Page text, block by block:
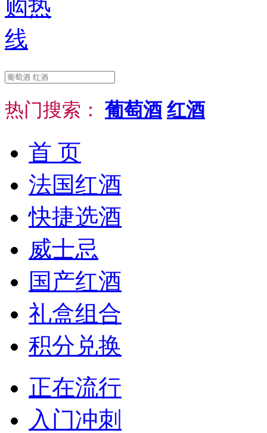
热门搜索： 葡萄酒 红酒
首 页
法国红酒
快捷选酒
威士忌
国产红酒
礼盒组合
积分兑换
正在流行
入门冲刺